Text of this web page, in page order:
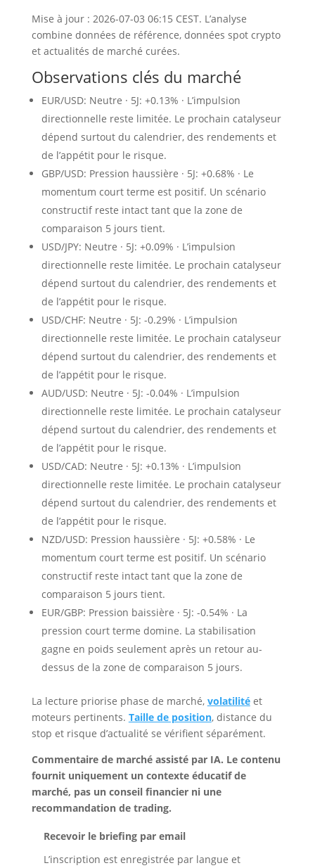
Mise à jour : 2026-07-03 06:15 CEST. L’analyse
combine données de référence, données spot crypto
et actualités de marché curées.
Observations clés du marché
EUR/USD: Neutre · 5J: +0.13% · L’impulsion
directionnelle reste limitée. Le prochain catalyseur
dépend surtout du calendrier, des rendements et
de l’appétit pour le risque.
GBP/USD: Pression haussière · 5J: +0.68% · Le
momentum court terme est positif. Un scénario
constructif reste intact tant que la zone de
comparaison 5 jours tient.
USD/JPY: Neutre · 5J: +0.09% · L’impulsion
directionnelle reste limitée. Le prochain catalyseur
dépend surtout du calendrier, des rendements et
de l’appétit pour le risque.
USD/CHF: Neutre · 5J: -0.29% · L’impulsion
directionnelle reste limitée. Le prochain catalyseur
dépend surtout du calendrier, des rendements et
de l’appétit pour le risque.
AUD/USD: Neutre · 5J: -0.04% · L’impulsion
directionnelle reste limitée. Le prochain catalyseur
dépend surtout du calendrier, des rendements et
de l’appétit pour le risque.
USD/CAD: Neutre · 5J: +0.13% · L’impulsion
directionnelle reste limitée. Le prochain catalyseur
dépend surtout du calendrier, des rendements et
de l’appétit pour le risque.
NZD/USD: Pression haussière · 5J: +0.58% · Le
momentum court terme est positif. Un scénario
constructif reste intact tant que la zone de
comparaison 5 jours tient.
EUR/GBP: Pression baissière · 5J: -0.54% · La
pression court terme domine. La stabilisation
gagne en poids seulement après un retour au-
dessus de la zone de comparaison 5 jours.
La lecture priorise phase de marché, volatilitéet
moteurs pertinents. Taille de position, distance du
stop et risque d’actualité se vérifient séparément.
Commentaire de marché assisté par IA. Le contenu
fournit uniquement un contexte éducatif de
marché, pas un conseil financier ni une
recommandation de trading.
Recevoir le briefing par email
L’inscription est enregistrée par langue et